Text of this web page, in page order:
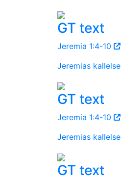
GT text
Jeremia 1:4-10
Jeremias kallelse
GT text
Jeremia 1:4-10
Jeremias kallelse
GT text